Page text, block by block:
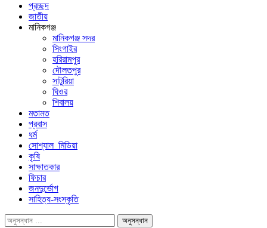
প্রচ্ছদ
জাতীয়
মানিকগঞ্জ
মানিকগঞ্জ সদর
সিংগাইর
হরিরামপুর
দৌলতপুর
সাটুরিয়া
ঘিওর
শিবালয়
মতামত
প্রবাস
ধর্ম
সোশ্যাল_মিডিয়া
কৃষি
সাক্ষাতকার
ফিচার
জনদুর্ভোগ
সাহিত্য-সংস্কৃতি